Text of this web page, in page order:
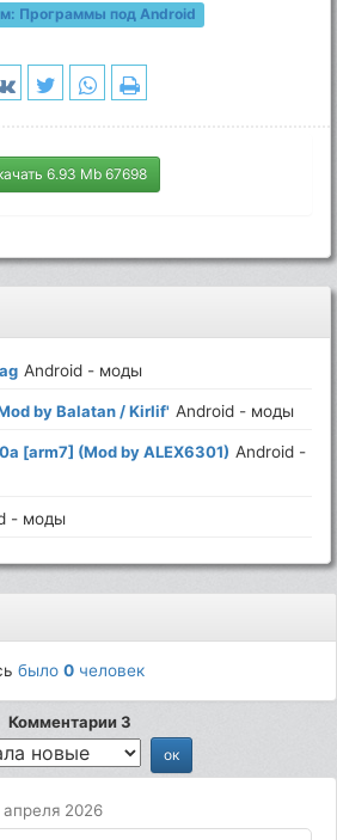
Программы под Android
6.93 Mb 67698
Android - моды
by Balatan / KirIif' Android - моды
[arm7] (Mod by ALEX6301) Android -
- моды
было0 человек
Комментарии 3
апреля 2026